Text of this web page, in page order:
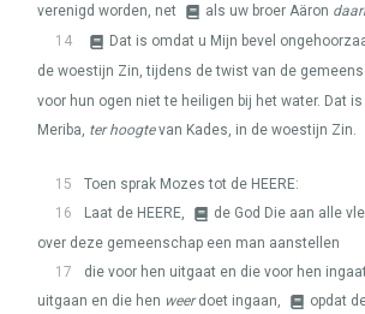
verenigd worden, net
als uw broer Aäron
14
Dat is omdat u Mijn bevel
de woestijn Zin, tijdens de twist van de
voor hun ogen niet te heiligen bij het water. Dat
Meriba, ter hoogtevan Kades, in de woestijn Zin.
15 Toen sprak Mozes tot de HEERE:
16
Laat de HEERE,
de God Die aan alle
over deze gemeenschap een man aanstellen
17
die voor hen uitgaat en die voor hen
uitgaan en die hen weerdoet ingaan,
opdat